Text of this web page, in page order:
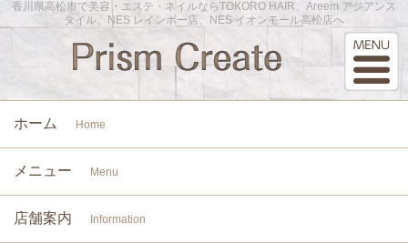
香川県高松市で美容・エステ・ネイルならTOKORO HAIR、Areem アジアンス
タイル、NES レインボー店、NES イオンモール高松店へ
ホーム Home
メニュー Menu
店舗案内 Information